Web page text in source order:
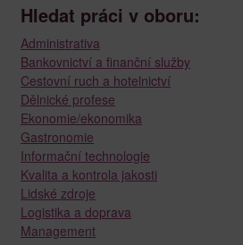
Hledat práci v oboru:
Administrativa
Bankovnictví a finanční služby
Cestovní ruch a hotelnictví
Dělnické profese
Ekonomie/ekonomika
Gastronomie
Informační technologie
Kvalita a kontrola jakosti
Lidské zdroje
Logistika a doprava
Management